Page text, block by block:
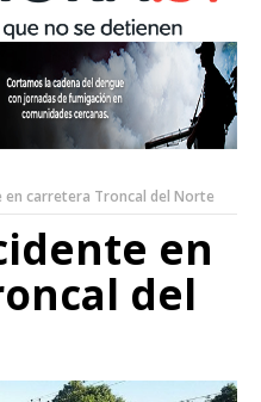
en carretera Troncal del Norte
en
del